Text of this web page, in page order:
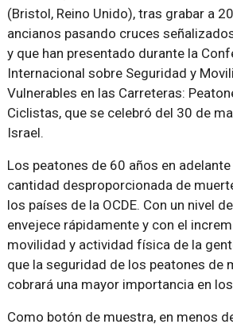
(Bristol, Reino Unido), tras grabar a
ancianos pasando cruces
y que han presentado durante la
Internacional sobre Seguridad y
Vulnerables en las Carreteras:
Ciclistas, que se celebró del 30 de
Israel.
Los peatones de 60 años en
cantidad desproporcionada de
los países de la OCDE. Con un nivel
envejece rápidamente y con el
movilidad y actividad física de la
que la seguridad de los peatones de
cobrará una mayor importancia en
Como botón de muestra, en menos